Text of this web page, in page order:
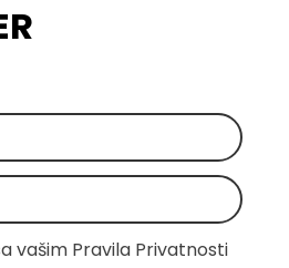
vašim Pravila Privatnosti